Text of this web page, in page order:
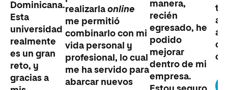
Dominicana.
Esta
universidad
realmente
es un gran
reto, y
gracias a
realizarla online
me permitió
combinarlo con mi
vida personal y
profesional, lo cual
me ha servido para
abarcar nuevos
manera,
recién
egresado, he
podido
mejorar
dentro de mi
empresa.